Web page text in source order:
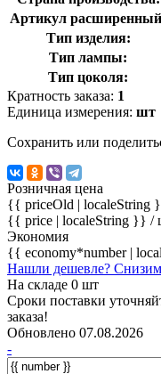
Артикул
Тип изделия:
Тип лампы:
Тип цоколя:
Кратность заказа: 1
Единица измерения: шт
Сохранить или
Розничная цена
{{ priceOld | localeString
{{ price | localeString }} /
Экономия
{{ economy*number |
Нашли дешевле?
На складе 0 шт
Сроки поставки
заказа!
Обновлено 07.08.2026
-